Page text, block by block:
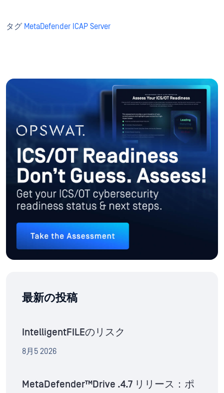
タグ MetaDefender ICAP Server
最新の投稿
IntelligentFILEのリスク
8月5 2026
MetaDefender™Drive .4.7 リリース：ポ